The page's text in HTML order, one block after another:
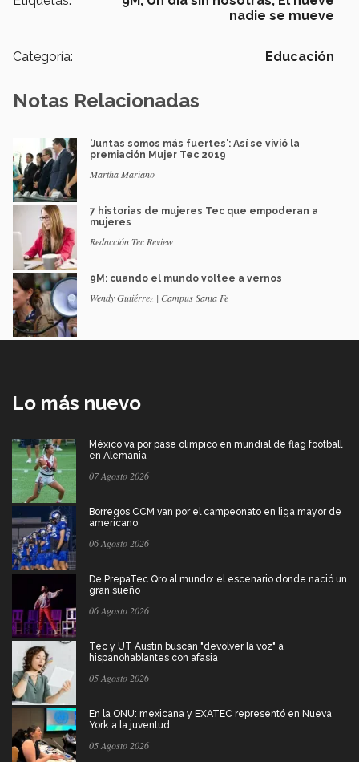
nadie se mueve
Categoría: Educación
Notas Relacionadas
'Juntas somos más fuertes': Así se vivió la
premiación Mujer Tec 2019
Martha Mariano
7 historias de mujeres Tec que empoderan a
mujeres
Redacción Tec Review
9M: cuando el mundo voltee a vernos
Wendy Gutiérrez | Campus Santa Fe
Lo más nuevo
México va por pase olímpico en mundial de flag football
en Alemania
07 Agosto 2026
Borregos CCM van por el campeonato en liga mayor de
americano
06 Agosto 2026
De PrepaTec Qro al mundo: el escenario donde nació un
gran sueño
06 Agosto 2026
Tec y UT Austin buscan "devolver la voz" a
hispanohablantes con afasia
05 Agosto 2026
En la ONU: mexicana y EXATEC representó en Nueva
York a la juventud
05 Agosto 2026